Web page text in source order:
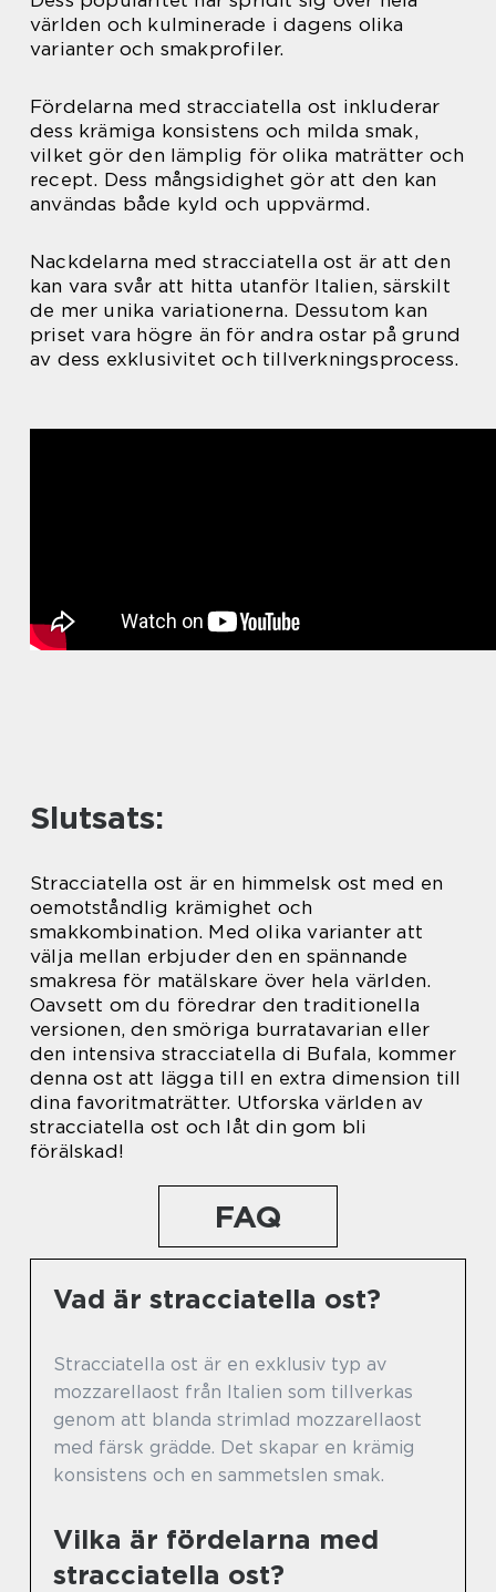
världen och kulminerade i dagens olika
varianter och smakprofiler.
Fördelarna med stracciatella ost inkluderar
dess krämiga konsistens och milda smak,
vilket gör den lämplig för olika maträtter och
recept. Dess mångsidighet gör att den kan
användas både kyld och uppvärmd.
Nackdelarna med stracciatella ost är att den
kan vara svår att hitta utanför Italien, särskilt
de mer unika variationerna. Dessutom kan
priset vara högre än för andra ostar på grund
av dess exklusivitet och tillverkningsprocess.
Slutsats:
Stracciatella ost är en himmelsk ost med en
oemotståndlig krämighet och
smakkombination. Med olika varianter att
välja mellan erbjuder den en spännande
smakresa för matälskare över hela världen.
Oavsett om du föredrar den traditionella
versionen, den smöriga burratavarian eller
den intensiva stracciatella di Bufala, kommer
denna ost att lägga till en extra dimension till
dina favoritmaträtter. Utforska världen av
stracciatella ost och låt din gom bli
förälskad!
FAQ
Vad är stracciatella ost?
Stracciatella ost är en exklusiv typ av
mozzarellaost från Italien som tillverkas
genom att blanda strimlad mozzarellaost
med färsk grädde. Det skapar en krämig
konsistens och en sammetslen smak.
Vilka är fördelarna med
stracciatella ost?